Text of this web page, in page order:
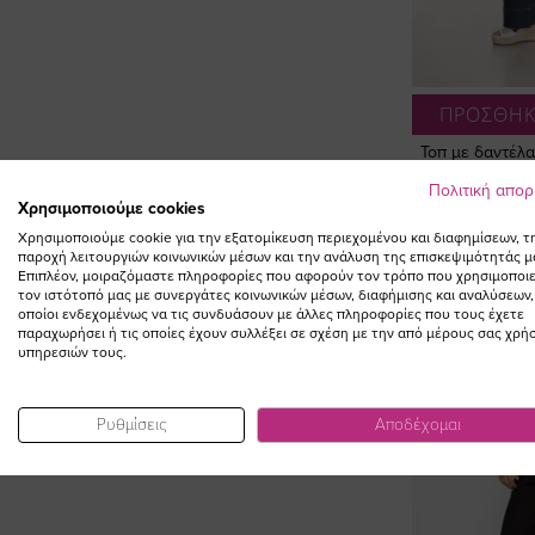
ΣΥΜΠΛΗΡΩΣΤΕ ΤΟ
LOOK
Τοπ με
Πολιτική
Χρησιμοποιούμε cookies
Χρησιμοποιούμε cookie για την εξατομίκευση περιεχομένου και διαφημίσεων,
παροχή λειτουργιών κοινωνικών μέσων και την ανάλυση της επισκεψιμότητάς
Επιπλέον, μοιραζόμαστε πληροφορίες που αφορούν τον τρόπο που
τον ιστότοπό μας με συνεργάτες κοινωνικών μέσων, διαφήμισης και αναλύσεων,
οποίοι ενδεχομένως να τις συνδυάσουν με άλλες πληροφορίες που τους έχετε
παραχωρήσει ή τις οποίες έχουν συλλέξει σε σχέση με την από μέρους σας
υπηρεσιών τους.
Ρυθμίσεις Αποδέχομαι